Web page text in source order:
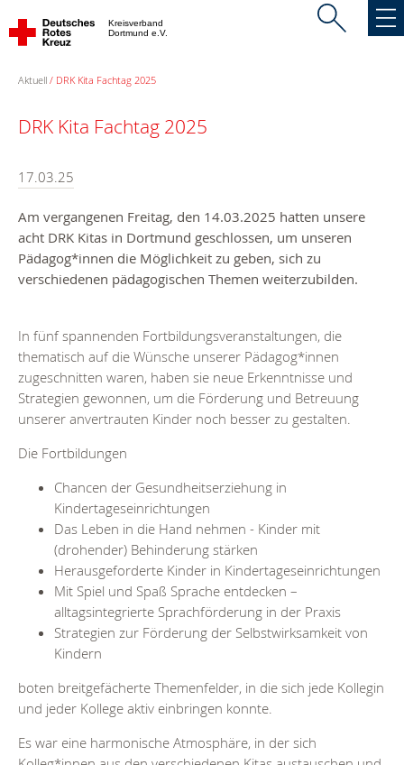
Kreisverband
Dortmund e.V.
Aktuell DRK Kita Fachtag 2025
DRK Kita Fachtag 2025
17.03.25
Am vergangenen Freitag, den 14.03.2025 hatten unsere
acht DRK Kitas in Dortmund geschlossen, um unseren
Pädagog*innen die Möglichkeit zu geben, sich zu
verschiedenen pädagogischen Themen weiterzubilden.
In fünf spannenden Fortbildungsveranstaltungen, die
thematisch auf die Wünsche unserer Pädagog*innen
zugeschnitten waren, haben sie neue Erkenntnisse und
Strategien gewonnen, um die Förderung und Betreuung
unserer anvertrauten Kinder noch besser zu gestalten.
Die Fortbildungen
Chancen der Gesundheitserziehung in
Kindertageseinrichtungen
Das Leben in die Hand nehmen - Kinder mit
(drohender) Behinderung stärken
Herausgeforderte Kinder in Kindertageseinrichtungen
Mit Spiel und Spaß Sprache entdecken –
alltagsintegrierte Sprachförderung in der Praxis
Strategien zur Förderung der Selbstwirksamkeit von
Kindern
boten breitgefächerte Themenfelder, in die sich jede Kollegin
und jeder Kollege aktiv einbringen konnte.
Es war eine harmonische Atmosphäre, in der sich